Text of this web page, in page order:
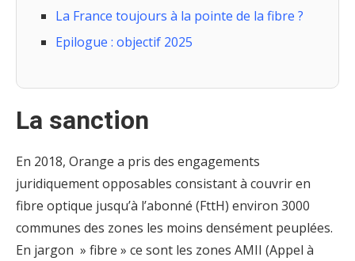
La France toujours à la pointe de la fibre ?
Epilogue : objectif 2025
La sanction
En 2018, Orange a pris des engagements
juridiquement opposables consistant à couvrir en
fibre optique jusqu’à l’abonné (FttH) environ 3000
communes des zones les moins densément peuplées.
En jargon » fibre » ce sont les zones AMII (Appel à